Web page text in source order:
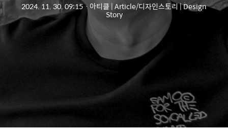
2024. 11. 30. 09:15ㆍ 아티클 | Article/디자인스토리 | Design
Story